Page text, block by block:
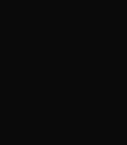
销技巧分享）
？优质的策划公